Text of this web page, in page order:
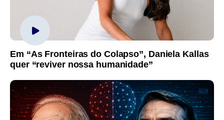
Em “As Fronteiras do Colapso”, Daniela Kallas
quer “reviver nossa humanidade”